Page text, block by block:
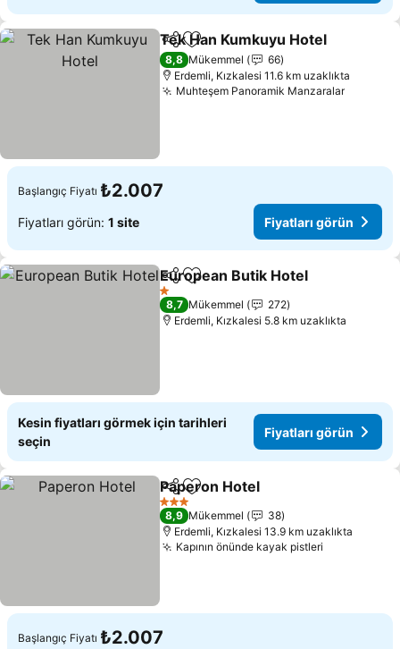
PaylaşFavorilerime ekle
Tek Han Kumkuyu Hotel
8,8 Mükemmel
66
Erdemli, Kızkalesi 11.6 km uzaklıkta
Muhteşem Panoramik Manzaralar
Başlangıç Fiyatı ₺2.007
Fiyatları görün: 1 site Fiyatları görün
PaylaşFavorilerime ekle
European Butik Hotel
1 Yıldız
8,7 Mükemmel
272
Erdemli, Kızkalesi 5.8 km uzaklıkta
Kesin fiyatları görmek için tarihleri
seçin
Fiyatları görün
PaylaşFavorilerime ekle
Paperon Hotel
3 Yıldız
8,9 Mükemmel
38
Erdemli, Kızkalesi 13.9 km uzaklıkta
Kapının önünde kayak pistleri
Başlangıç Fiyatı ₺2.007